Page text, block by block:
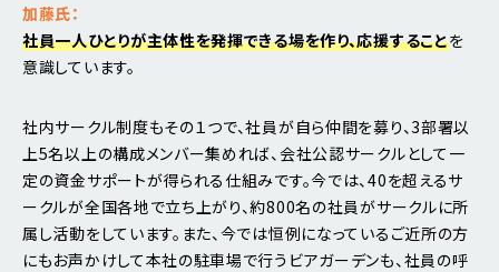
加藤氏：
社員一人ひとりが主体性を発揮できる場を作り、応援することを
意識しています。
社内サークル制度もその１つで、社員が自ら仲間を募り、3部署以
上5名以上の構成メンバー集めれば、会社公認サークルとして一
定の資金サポートが得られる仕組みです。今では、40を超えるサ
ークルが全国各地で立ち上がり、約800名の社員がサークルに所
属し活動をしています。また、今では恒例になっているご近所の方
にもお声かけして本社の駐車場で行うビアガーデンも、社員の呼